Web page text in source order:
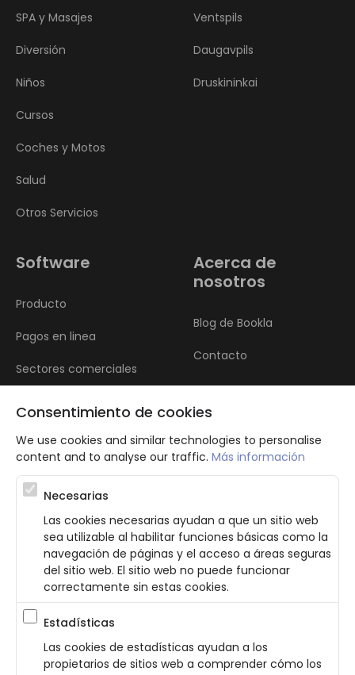
Consentimiento de cookies
We use cookies and similar technologies to personalise
content and to analyse our traffic. Más información
Necesarias
Las cookies necesarias ayudan a que un sitio web
sea utilizable al habilitar funciones básicas como la
navegación de páginas y el acceso a áreas seguras
del sitio web. El sitio web no puede funcionar
correctamente sin estas cookies.
Estadísticas
Las cookies de estadísticas ayudan a los
propietarios de sitios web a comprender cómo los
SPA y Masajes
Diversión
Niños
Cursos
Coches y Motos
Salud
Otros Servicios
Ventspils
Daugavpils
Druskininkai
Software
Producto
Pagos en linea
Sectores comerciales
Acerca de
nosotros
Blog de Bookla
Contacto
Atbalsta programma augsti kvalificētu darba ņēmēju piesaistei.
Projekta ietvaros plānota informācijas pakalpojuma izstrāde, kas
ļauj pakalpojumu sniedzējiem digitalizēt uzņēmuma procesus.
Projekta rezultātā ir veikta mobilo lietotņu un pašapkalpošanās
portāla izveide. Projekta ieviešanas rezultatā plānota
bezkontakta apkalpošanas risinājumu izveide pakalpojumu
sniedzējiem. Nr. JU-PI-2022/43.
Política de Privacidad Terminos y Condiciones